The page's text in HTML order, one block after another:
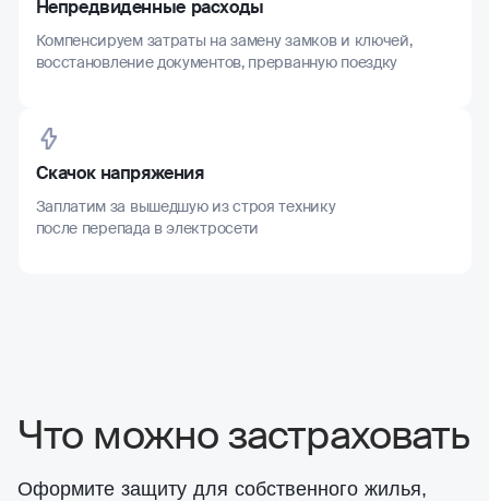
Непредвиденные расходы
Компенсируем затраты на замену замков и ключей,
восстановление документов, прерванную поездку
Скачок напряжения
Заплатим за вышедшую из строя технику
после перепада в электросети
Что можно застраховать
Оформите защиту для собственного жилья,